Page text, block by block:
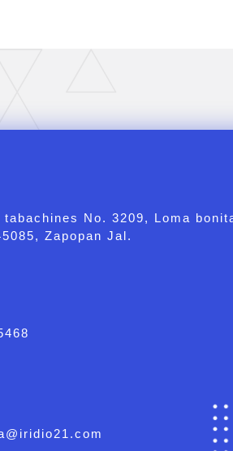
tabachines No. 3209, Loma
Zapopan Jal.